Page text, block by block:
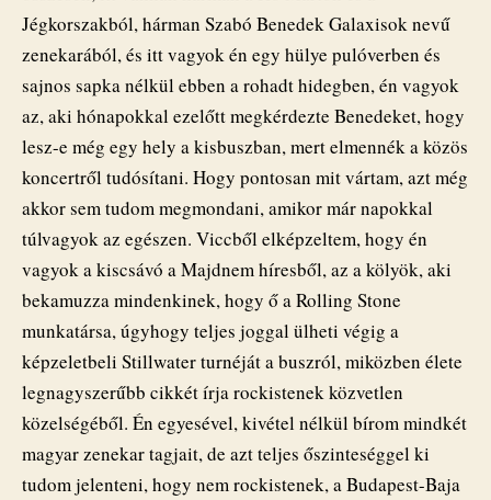
Jégkorszakból, hárman Szabó Benedek Galaxisok nevű
zenekarából, és itt vagyok én egy hülye pulóverben és
sajnos sapka nélkül ebben a rohadt hidegben, én vagyok
az, aki hónapokkal ezelőtt megkérdezte Benedeket, hogy
lesz-e még egy hely a kisbuszban, mert elmennék a közös
koncertről tudósítani. Hogy pontosan mit vártam, azt még
akkor sem tudom megmondani, amikor már napokkal
túlvagyok az egészen. Viccből elképzeltem, hogy én
vagyok a kiscsávó a Majdnem híresből, az a kölyök, aki
bekamuzza mindenkinek, hogy ő a Rolling Stone
munkatársa, úgyhogy teljes joggal ülheti végig a
képzeletbeli Stillwater turnéját a buszról, miközben élete
legnagyszerűbb cikkét írja rockistenek közvetlen
közelségéből. Én egyesével, kivétel nélkül bírom mindkét
magyar zenekar tagjait, de azt teljes őszinteséggel ki
tudom jelenteni, hogy nem rockistenek, a Budapest-Baja